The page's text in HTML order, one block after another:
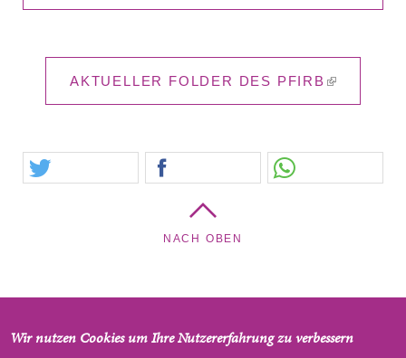
EXTERNAL)
AKTUELLER FOLDER DES PFIRB
NACH OBEN
Auferstehungskirche - Pfarrgemeinde Neubau/Fünfhaus,
Wir nutzen Cookies um Ihre Nutzererfahrung zu verbessern